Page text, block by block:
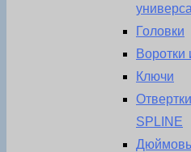
Головки
Воротки
Ключи
SPLINE